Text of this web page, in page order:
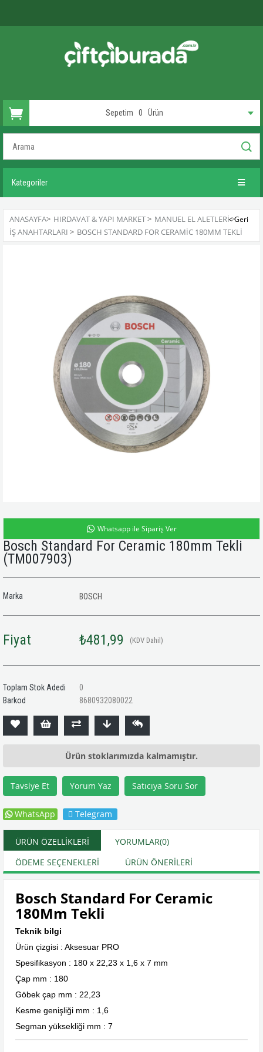
Sepetim 0 Ürün
Kategoriler
ANASAYFA> HIRDAVAT & YAPI MARKET> MANUEL EL ALETLERI>
İŞ ANAHTARLARI > BOSCH STANDARD FOR CERAMIC 180MM TEKLI
Whatsapp ile Sipariş Ver
Bosch Standard For Ceramic 180mm Tekli
(TM007903)
Marka BOSCH
Fiyat ₺481,99 (KDV Dahil)
Toplam Stok Adedi
0
Barkod
8680932080022
Ürün stoklarımızda kalmamıştır.
Tavsiye Et Yorum Yaz Satıcıya Soru Sor
WhatsApp Telegram
ÜRÜN ÖZELLIKLERI YORUMLAR(0)
ÖDEME SEÇENEKLERI
ÜRÜN ÖNERILERI
Bosch Standard For Ceramic
180Mm Tekli
Teknik bilgi
Ürün çizgisi : Aksesuar PRO
Spesifikasyon : 180 x 22,23 x 1,6 x 7 mm
Çap mm : 180
Göbek çap mm : 22,23
Kesme genişliği mm : 1,6
Segman yüksekliği mm : 7